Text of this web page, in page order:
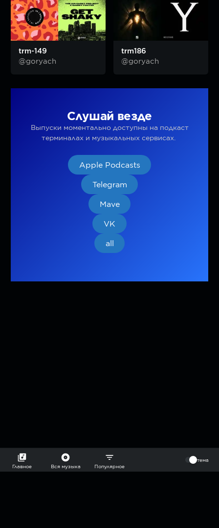
trm-149
@goryach
trm186
@goryach
Слушай везде
Выпуски моментально доступны на подкаст
терминалах и музыкальных сервисах.
Apple Podcasts
Telegram
Mave
VK
all
Главное Вся музыка Популярное
тема